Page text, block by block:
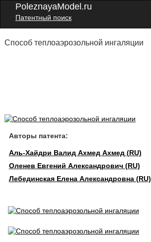
PoleznayaModel.ru
Патентный поиск
Способ теплоаэрозольной ингаляции
Авторы патента:
Аль-Хайдри Валид Ахмед Ахмед (RU)
Оленев Евгений Александрович (RU)
Лебединская Елена Александровна (RU)